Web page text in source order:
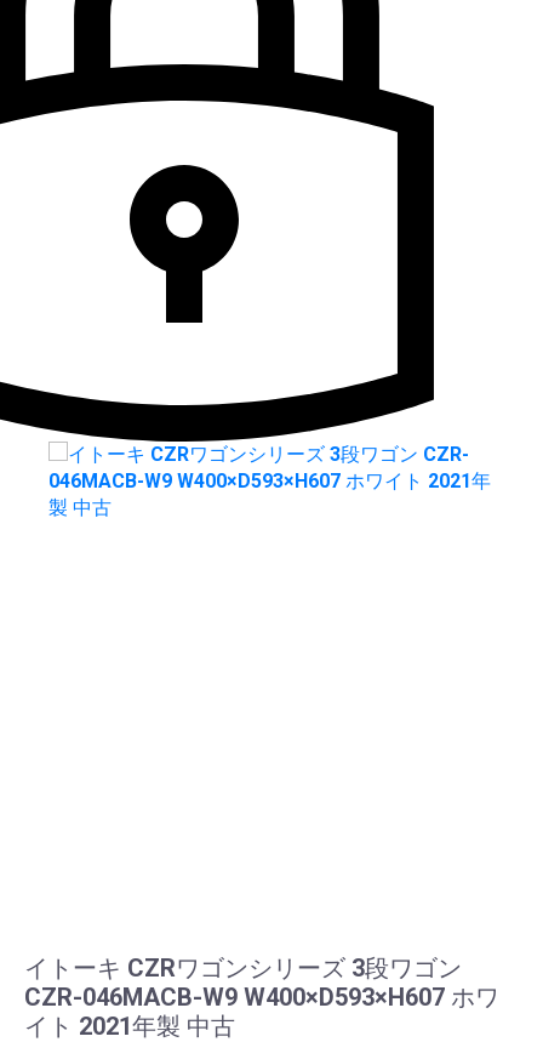
イトーキ CZRワゴンシリーズ 3段ワゴン
CZR-046MACB-W9 W400×D593×H607 ホワ
イト 2021年製 中古